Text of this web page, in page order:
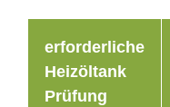
erforderliche
Heizöltank
Prüfung